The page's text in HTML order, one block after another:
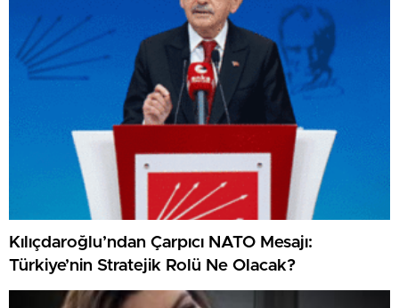
Kılıçdaroğlu’ndan Çarpıcı NATO Mesajı:
Türkiye’nin Stratejik Rolü Ne Olacak?